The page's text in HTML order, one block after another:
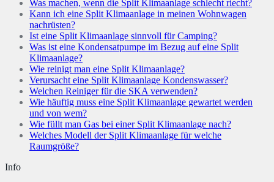
Was machen, wenn die Split Klimaanlage schlecht riecht?
Kann ich eine Split Klimaanlage in meinen Wohnwagen
nachrüsten?
Ist eine Split Klimaanlage sinnvoll für Camping?
Was ist eine Kondensatpumpe im Bezug auf eine Split
Klimaanlage?
Wie reinigt man eine Split Klimaanlage?
Verursacht eine Split Klimaanlage Kondenswasser?
Welchen Reiniger für die SKA verwenden?
Wie häuftig muss eine Split Klimaanlage gewartet werden
und von wem?
Wie füllt man Gas bei einer Split Klimaanlage nach?
Welches Modell der Split Klimaanlage für welche
Raumgröße?
Info